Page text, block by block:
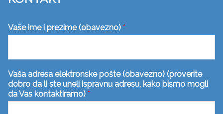
Vaše ime i prezime (obavezno) *
Vaša adresa elektronske pošte (obavezno) (proverite
dobro da li ste uneli ispravnu adresu, kako bismo mogli
da Vas kontaktiramo) *